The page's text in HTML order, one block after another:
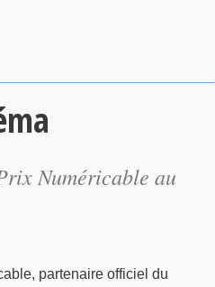
Numéricable au
partenaire officiel du